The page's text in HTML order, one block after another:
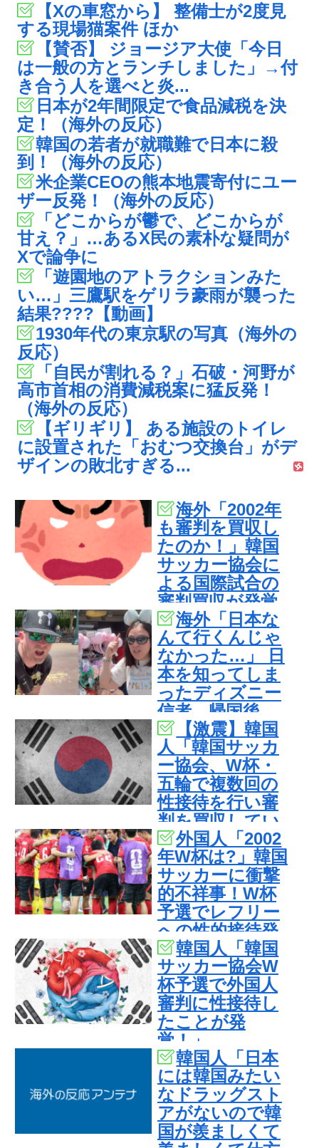
【Xの車窓から】 整備士が2度見
する現場猫案件 ほか
【賛否】 ジョージア大使「今日
は一般の方とランチしました」→付
き合う人を選べと炎...
日本が2年間限定で食品減税を決
定！（海外の反応）
韓国の若者が就職難で日本に殺
到！（海外の反応）
米企業CEOの熊本地震寄付にユー
ザー反発！（海外の反応）
「どこからが鬱で、どこからが
甘え？」…あるX民の素朴な疑問が
Xで論争に
「遊園地のアトラクションみた
い…」三鷹駅をゲリラ豪雨が襲った
結果????【動画】
1930年代の東京駅の写真（海外の
反応）
「自民が割れる？」石破・河野が
高市首相の消費減税案に猛反発！
（海外の反応）
【ギリギリ】 ある施設のトイレ
に設置された「おむつ交換台」がデ
ザインの敗北すぎる...
海外「2002年
も審判を買収し
たのか！」韓国
サッカー協会に
よる国際試合の
審判買収が発覚
し大騒ぎ！【海
外の反応】
海外「日本な
んて行くんじゃ
なかった…」 日
本を知ってしま
ったディズニー
信者、帰国後
『本家』に失望
する事態に
【激震】韓国
人「韓国サッカ
ー協会、W杯・
五輪で複数回の
性接待を行い審
判を買収してい
たことが発覚…
（ﾌﾞﾙﾌﾞﾙ」＝韓
国の反応
外国人「2002
年W杯は?」韓国
サッカーに衝撃
的不祥事！W杯
予選でレフリー
への性的接待発
覚！海外騒然！
【海外の反応】
韓国人「韓国
サッカー協会W
杯予選で外国人
審判に性接待し
たことが発
覚！」
韓国人「日本
には韓国みたい
なドラッグスト
アがないので韓
国が羨ましくて